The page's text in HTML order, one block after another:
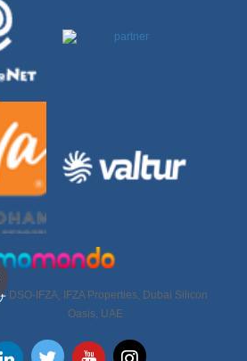
DSO-IFZA, IFZA Properties, Dubai Silicon
Oasis, UAE